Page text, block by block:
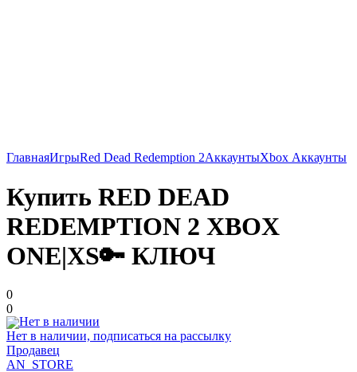
ГлавнаяИгрыRed Dead Redemption 2АккаунтыXbox Аккаунты
Купить RED DEAD
REDEMPTION 2 XBOX
ONE|XS🔑 КЛЮЧ
0
0
Нет в наличии, подписаться на рассылку
Продавец
AN_STORE